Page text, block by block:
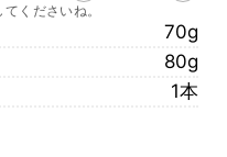
くださいね。
70g
80g
1本